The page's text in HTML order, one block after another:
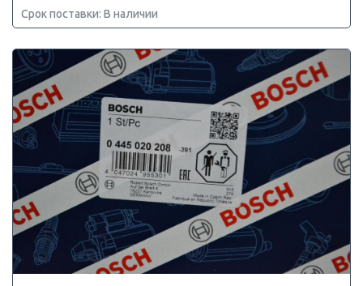
Срок поставки: В наличии